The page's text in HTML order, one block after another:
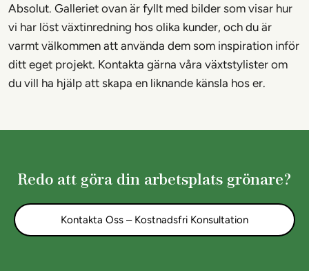
Absolut. Galleriet ovan är fyllt med bilder som visar hur
vi har löst växtinredning hos olika kunder, och du är
varmt välkommen att använda dem som inspiration inför
ditt eget projekt. Kontakta gärna våra växtstylister om
du vill ha hjälp att skapa en liknande känsla hos er.
Redo att göra din arbetsplats grönare?
Kontakta Oss – Kostnadsfri Konsultation